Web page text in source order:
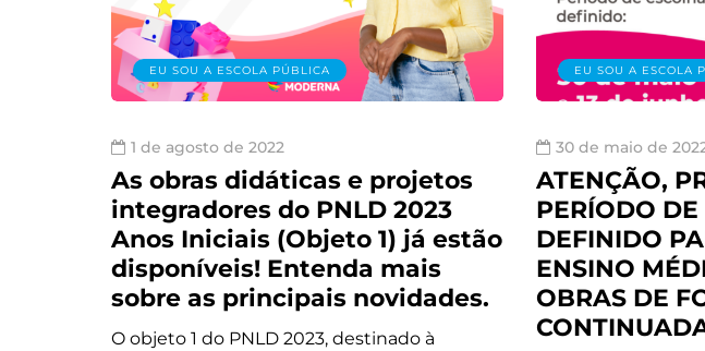
EU SOU A ESCOLA PÚBLICA
1 de agosto de 2022
As obras didáticas e projetos
integradores do PNLD 2023
Anos Iniciais (Objeto 1) já estão
disponíveis! Entenda mais
sobre as principais novidades.
O objeto 1 do PNLD 2023, destinado à
EU SOU A ESCOLA
30 de maio de
ATENÇÃO,
PERÍODO
DEFINIDO
ENSINO
OBRAS DE